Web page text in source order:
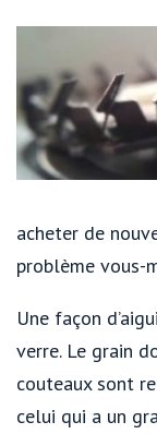
acheter de
problème vous-
Une façon
verre. Le grain
couteaux sont
celui qui a un